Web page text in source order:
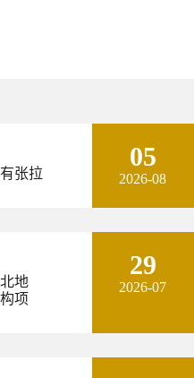
张拉
05
2026-08
地
项
29
2026-07